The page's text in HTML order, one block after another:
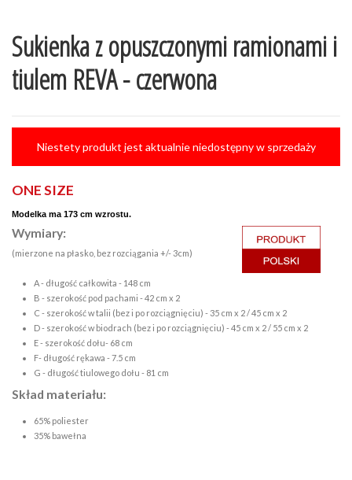
Sukienka z opuszczonymi ramionami i
tiulem REVA - czerwona
Niestety produkt jest aktualnie niedostępny w sprzedaży
ONE SIZE
Modelka ma 173 cm wzrostu.
Wymiary:
(mierzone na płasko, bez rozciągania +/- 3cm)
A - długość całkowita - 148 cm
B - szerokość pod pachami - 42 cm x 2
C - szerokość w talii (bez i po rozciągnięciu) - 35 cm x 2 / 45 cm x 2
D - szerokość w biodrach (bez i po rozciągnięciu) - 45 cm x 2 / 55 cm x 2
E - szerokość dołu- 68 cm
F- długość rękawa - 7.5 cm
G - długość tiulowego dołu - 81 cm
Skład materiału:
65% poliester
35% bawełna